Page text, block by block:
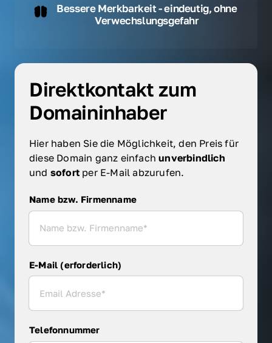
Bessere Merkbarkeit - eindeutig, ohne
Verwechslungsgefahr
Direktkontakt zum
Domaininhaber
Hier haben Sie die Möglichkeit, den Preis für
diese Domain ganz einfach
und sofort per E-Mail abzurufen.
Name bzw. Firmenname
Name bzw. Firmenname
E-Mail (erforderlich)
Telefonnummer